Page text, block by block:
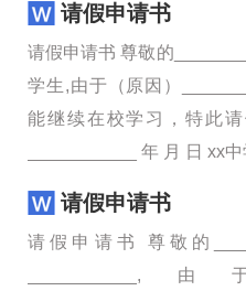
请假申请书
请假申请书 尊敬的___________：
学生,由于（原因）
能继续在校学习，特此请假，
___________ 年 月
请假申请书
请假申请书 尊敬的___________：您好！ 我是